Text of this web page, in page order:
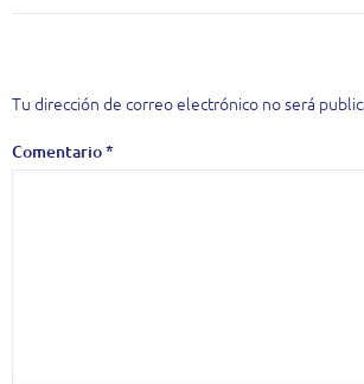
Tu dirección de correo electrónico no será
Comentario*